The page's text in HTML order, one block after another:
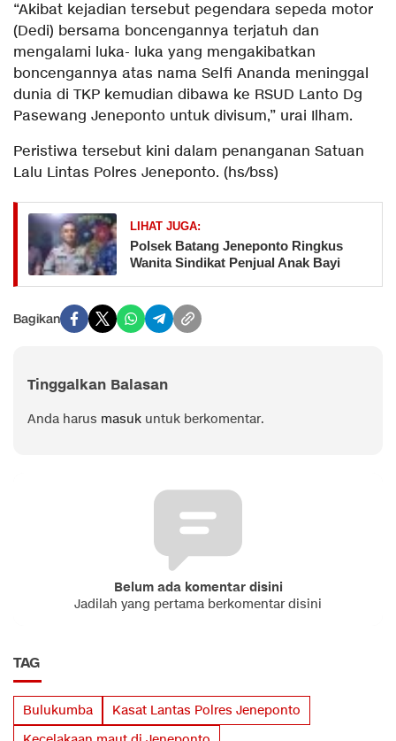
“Akibat kejadian tersebut pegendara sepeda motor
(Dedi) bersama boncengannya terjatuh dan
mengalami luka- luka yang mengakibatkan
boncengannya atas nama Selfi Ananda meninggal
dunia di TKP kemudian dibawa ke RSUD Lanto Dg
Pasewang Jeneponto untuk divisum,” urai Ilham.
Peristiwa tersebut kini dalam penanganan Satuan
Lalu Lintas Polres Jeneponto. (hs/bss)
LIHAT JUGA:
Polsek Batang Jeneponto Ringkus
Wanita Sindikat Penjual Anak Bayi
Bagikan
Tinggalkan Balasan
Anda harus masuk untuk berkomentar.
Belum ada komentar disini
Jadilah yang pertama berkomentar disini
TAG
Bulukumba
Kasat Lantas Polres Jeneponto